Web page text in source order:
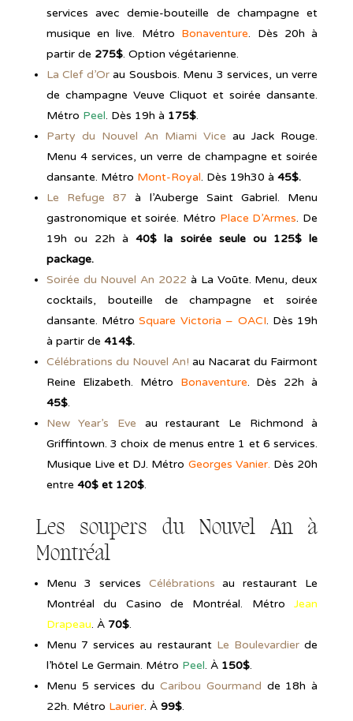
services avec demie-bouteille de champagne et
musique en live. Métro Bonaventure. Dès 20h à
partir de 275$. Option végétarienne.
La Clef d’Orau Sousbois. Menu 3 services, un verre
de champagne Veuve Cliquot et soirée dansante.
Métro Peel. Dès 19h à 175$.
Party du Nouvel An Miami Vice au Jack Rouge.
Menu 4 services, un verre de champagne et soirée
dansante. Métro Mont-Royal. Dès 19h30 à 45$.
Le Refuge 87 à l’Auberge Saint Gabriel. Menu
gastronomique et soirée. Métro Place D’Armes. De
19h ou 22h à40$ la soirée seule ou 125$ le
package.
Soirée du Nouvel An 2022 à La Voūte. Menu, deux
cocktails, bouteille de champagne et soirée
dansante. MétroSquare Victoria – OACI. Dès 19h
à partir de 414$.
Célébrations du Nouvel An! au Nacarat du Fairmont
Reine Elizabeth. Métro Bonaventure. Dès 22h à
45$.
New Year’s Eve au restaurant Le Richmond à
Griffintown. 3 choix de menus entre 1 et 6 services.
Musique Live et DJ. Métro Georges Vanier. Dès 20h
entre 40$ et 120$.
Les soupers du Nouvel An à
Montréal
Menu 3 services Célébrations au restaurant Le
Montréal du Casino de Montréal. MétroJean
Drapeau. À 70$.
Menu 7 services au restaurant Le Boulevardier de
l’hôtel Le Germain. Métro Peel. À 150$.
Menu 5 services du Caribou Gourmand de 18h à
22h. Métro Laurier. À 99$.